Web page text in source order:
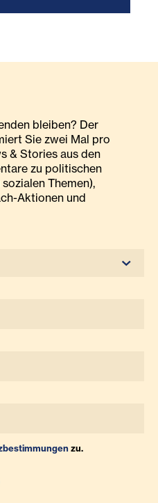
bleiben? Der
Sie zwei Mal pro
& Stories aus den
zu politischen
Themen),
Aktionen und
zu.